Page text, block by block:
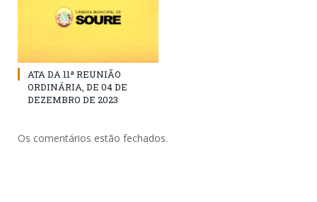
ATA DA 11ª REUNIÃO
ORDINÁRIA, DE 04 DE
DEZEMBRO DE 2023
Os comentários estão fechados.